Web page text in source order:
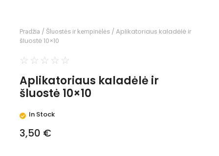
Pradžia / Šluostės ir kempinėlės / Aplikatoriaus kaladėlė ir
šluostė 10×10
☆ ☆ ☆ ☆ ☆
Aplikatoriaus kaladėlė ir
šluostė 10×10
In Stock
3,50 €